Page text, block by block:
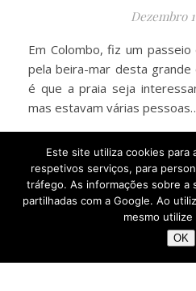
Dezembro
Em Colombo, fiz um passeio de Tuk Tuk, que passou
pela beira-mar desta grande
é que a praia seja
mas estavam várias
LER
Este site utiliza cookies para
respetivos serviços, para
tráfego. As informações sobre a
partilhadas com a Google. Ao
mesmo utilize
OK